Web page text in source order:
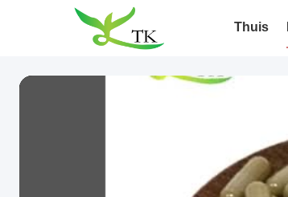
Thuis